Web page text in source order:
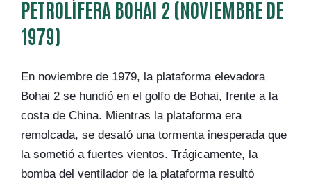
PETROLÍFERA BOHAI 2 (NOVIEMBRE DE
1979)
En noviembre de 1979, la plataforma elevadora
Bohai 2 se hundió en el golfo de Bohai, frente a la
costa de China. Mientras la plataforma era
remolcada, se desató una tormenta inesperada que
la sometió a fuertes vientos. Trágicamente, la
bomba del ventilador de la plataforma resultó